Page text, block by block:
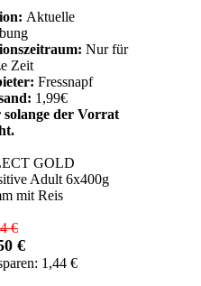
Aktuelle
Nur für
Zeit
Fressnapf
1,99€
der Vorrat
GOLD
Adult 6x400g
mit Reis
€
€
1,44 €